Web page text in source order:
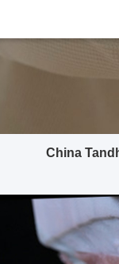
China